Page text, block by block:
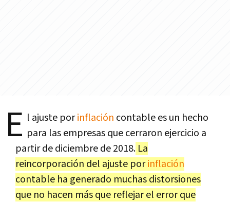
E l ajuste porinflación contable es un hecho
para las empresas que cerraron ejercicio a
partir de diciembre de 2018. La
reincorporación del ajuste porinflación
contable ha generado muchas distorsiones
que no hacen más que reflejar el error que